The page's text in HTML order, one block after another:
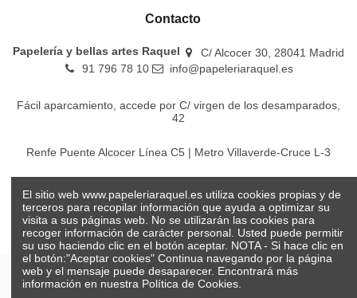
Contacto
Papelería y bellas artes Raquel
C/ Alcocer 30, 28041 Madrid
91 796 78 10
info@papeleriaraquel.es
Fácil aparcamiento, accede por C/ virgen de los desamparados,
42
Renfe Puente Alcocer Línea C5 | Metro Villaverde-Cruce L-3
El sitio web www.papeleriaraquel.es utiliza cookies propias y de
terceros para recopilar información que ayuda a optimizar su
visita a sus páginas web. No se utilizarán las cookies para
recoger información de carácter personal. Usted puede permitir
su uso haciendo clic en el botón aceptar. NOTA - Si hace clic en
el botón:"Aceptar cookies" Continua navegando por la página
web y el mensaje puede desaparecer. Encontrará más
información en nuestra Política de Cookies.